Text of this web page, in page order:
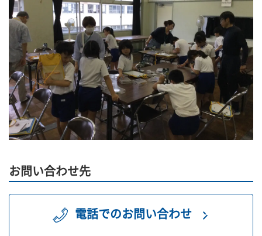
お問い合わせ先
電話でのお問い合わせ